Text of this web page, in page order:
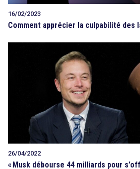
16/02/2023
Comment apprécier la culpabilité des
26/04/2022
« Musk débourse 44 milliards pour